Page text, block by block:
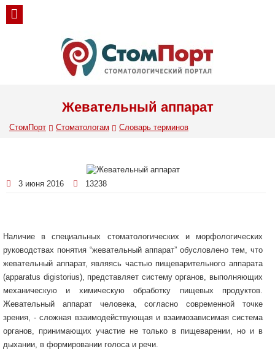
Жевательный аппарат
СтомПорт Стоматологам Словарь терминов
3 июня 2016 13238
Наличие в специальных стоматологических и морфологических
руководствах понятия “жевательный аппарат” обусловлено тем, что
жевательный аппарат, являясь частью пищеварительного аппарата
(apparatus digistorius), представляет систему органов, выполняющих
механическую и химическую обработку пищевых продуктов.
Жевательный аппарат человека, согласно современной точке
зрения, - сложная взаимодействующая и взаимозависимая система
органов, принимающих участие не только в пищеварении, но и в
дыхании, в формировании голоса и речи.